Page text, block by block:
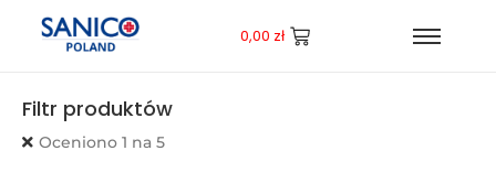
0,00 zł
Filtr produktów
Oceniono 1 na 5